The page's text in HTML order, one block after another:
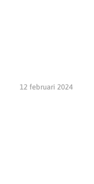
12 februari 2024